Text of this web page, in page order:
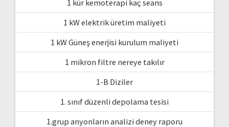
1 kür kemoterapi kaç seans
1 kW elektrik üretim maliyeti
1 kW Güneş enerjisi kurulum maliyeti
1 mikron filtre nereye takılır
1-B Diziler
1. sınıf düzenli depolama tesisi
1.grup anyonların analizi deney raporu